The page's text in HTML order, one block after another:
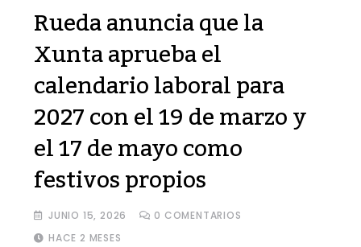
Rueda anuncia que la
Xunta aprueba el
calendario laboral para
2027 con el 19 de marzo y
el 17 de mayo como
festivos propios
JUNIO 15, 2026 0 COMENTARIOS
HACE 2 MESES